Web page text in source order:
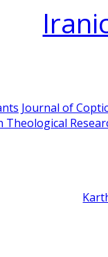
Journal of
Theological